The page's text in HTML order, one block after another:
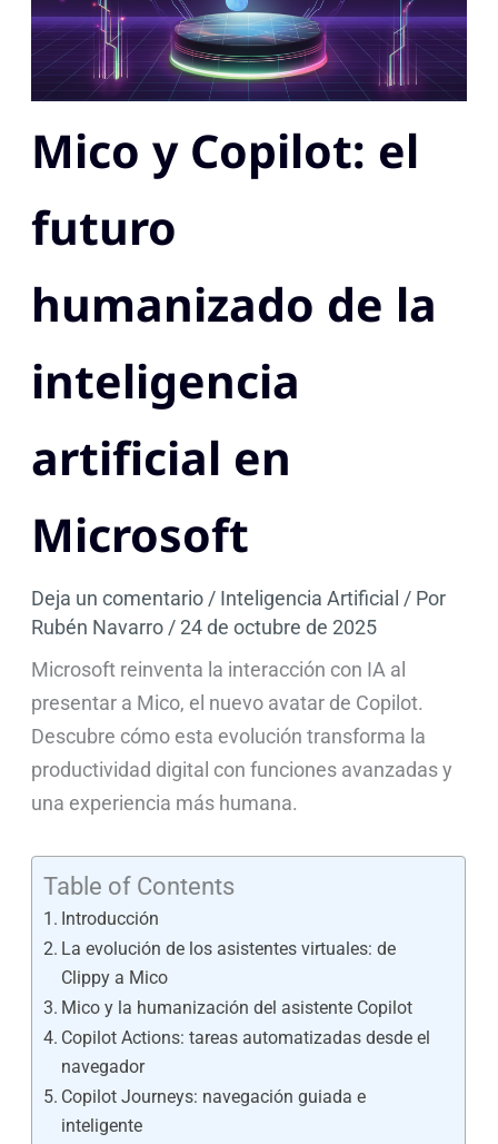
Mico y Copilot: el
futuro
humanizado de la
inteligencia
artificial en
Microsoft
Deja un comentario/ Inteligencia Artificial / Por
Rubén Navarro/ 24 de octubre de 2025
Microsoft reinventa la interacción con IA al
presentar a Mico, el nuevo avatar de Copilot.
Descubre cómo esta evolución transforma la
productividad digital con funciones avanzadas y
una experiencia más humana.
Table of Contents
Introducción
La evolución de los asistentes virtuales: de
Clippy a Mico
Mico y la humanización del asistente Copilot
Copilot Actions: tareas automatizadas desde el
navegador
Copilot Journeys: navegación guiada e
inteligente